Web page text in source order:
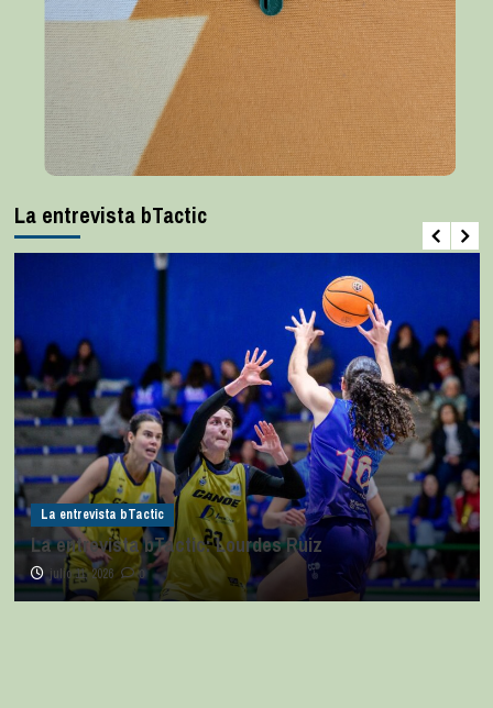
La entrevista bTactic
La entrevista bTactic
La entrevista bTactic: Lourdes Ruiz
julio 11, 2026 0